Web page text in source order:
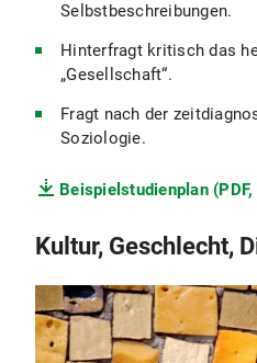
Selbstbeschreibungen.
Hinterfragt kritisch das
„Gesellschaft“.
Fragt nach der
Soziologie.
Beispielstudienplan
Kultur, Geschlecht,